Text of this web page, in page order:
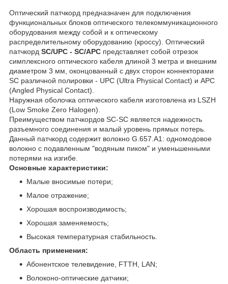
Оптический патчкорд предназначен для подключения
функциональных блоков оптического телекоммуникационного
оборудования между собой и к оптическому
распределительному оборудованию (кроссу). Оптический
патчкорд SC/UPC - SC/APC представляет собой отрезок
симплексного оптического кабеля длиной 3 метра и внешним
диаметром 3 мм, оконцованный с двух сторон коннекторами
SC различной полировки - UPC (Ultra Physical Contact) и APC
(Angled Physical Contact).
Наружная оболочка оптического кабеля изготовлена из LSZH
(Low Smoke Zero Halogen).
Преимуществом патчкордов SC-SC является надежность
разъемного соединения и малый уровень прямых потерь.
Данный патчкорд содержит волокно G.657.А1: одномодовое
волокно с подавленным "водяным пиком" и уменьшенными
потерями на изгибе.
Основные характеристики:
Малые вносимые потери;
Малое отражение;
Хорошая воспроизводимость;
Хорошая заменяемость;
Высокая температурная стабильность.
Область применения:
Абонентское телевидение, FTTH, LAN;
Волоконо-оптические датчики;